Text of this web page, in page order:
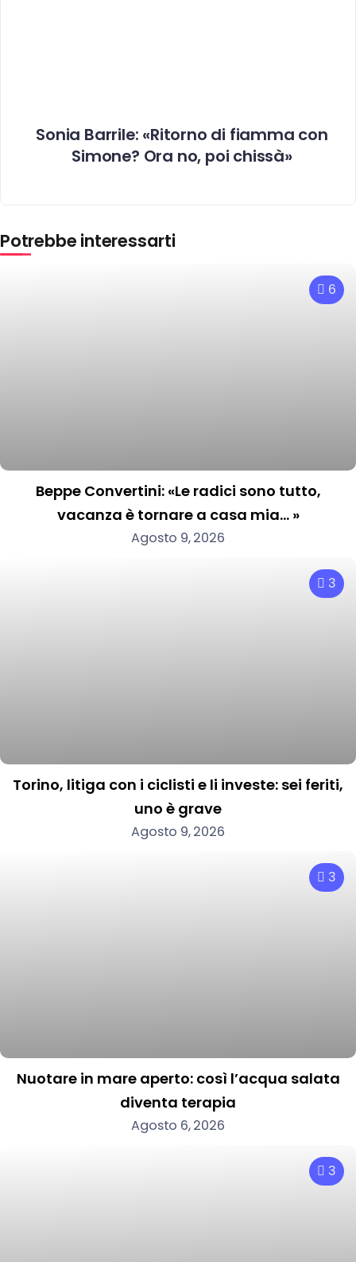
Sonia Barrile: «Ritorno di fiamma con
Simone? Ora no, poi chissà»
Potrebbe interessarti
6
Beppe Convertini: «Le radici sono tutto,
vacanza è tornare a casa mia… »
Agosto 9, 2026
3
Torino, litiga con i ciclisti e li investe: sei feriti,
uno è grave
Agosto 9, 2026
3
Nuotare in mare aperto: così l’acqua salata
diventa terapia
Agosto 6, 2026
3